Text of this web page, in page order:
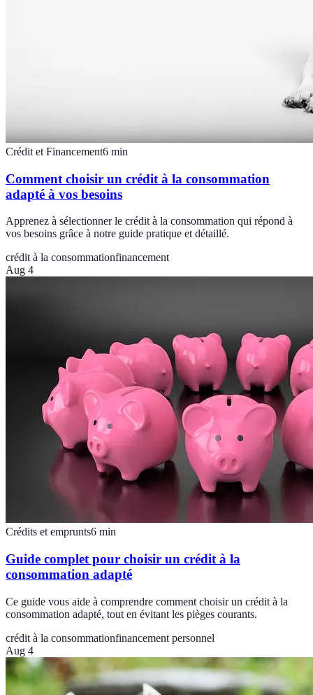
Crédit et Financement6 min
Comment choisir un crédit à la consommation
adapté à vos besoins
Apprenez à sélectionner le crédit à la consommation qui répond à
vos besoins grâce à notre guide pratique et détaillé.
crédit à la consommationfinancement
Aug 4
Crédits et emprunts6 min
Guide complet pour choisir un crédit à la
consommation adapté
Ce guide vous aide à comprendre comment choisir un crédit à la
consommation adapté, tout en évitant les pièges courants.
crédit à la consommationfinancement personnel
Aug 4